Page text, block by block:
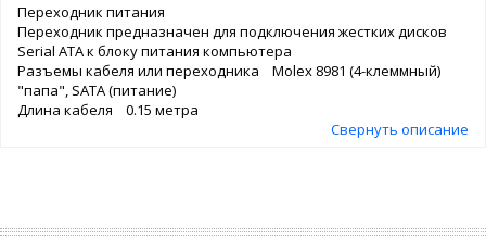
Переходник питания
Переходник предназначен для подключения жестких дисков
Serial ATA к блоку питания компьютера
Разъемы кабеля или переходника Molex 8981 (4-клеммный)
"папа", SATA (питание)
Длина кабеля 0.15 метра
Свернуть описание